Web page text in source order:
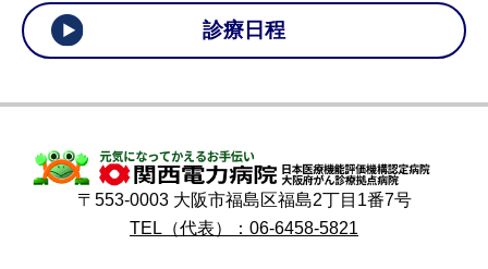
診療日程
〒553-0003 大阪市福島区福島2丁目1番7号
TEL（代表）：06-6458-5821